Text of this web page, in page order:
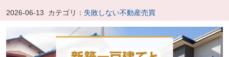
2026-06-13 カテゴリ： 失敗しない不動産売買